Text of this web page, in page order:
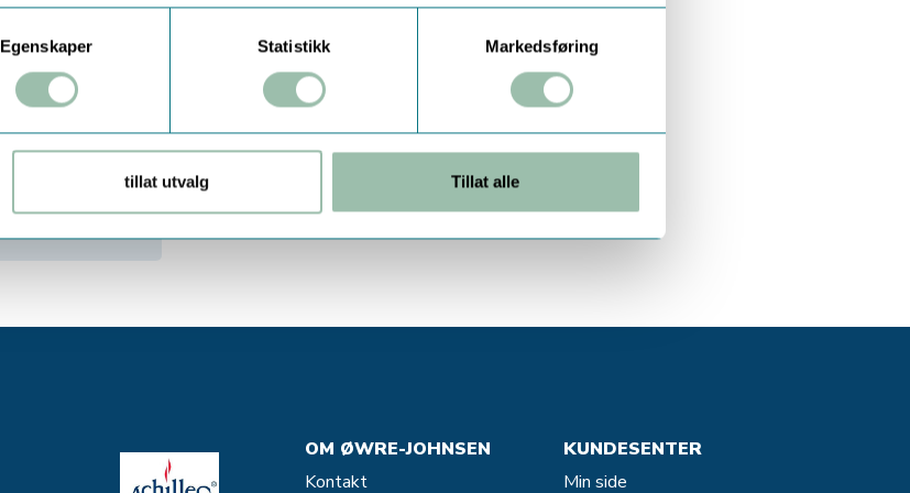
Egenskaper Statistikk Markedsføring
tillat utvalg Tillat alle
OM ØWRE-JOHNSEN
Kontakt
KUNDESENTER
Min side